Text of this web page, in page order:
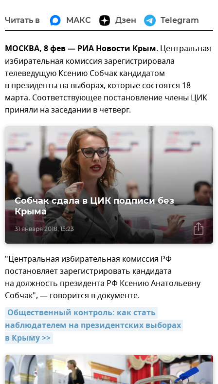
Читать в МАКС Дзен Telegram
МОСКВА, 8 фев — РИА Новости Крым. Центральная
избирательная комиссия зарегистрировала
телеведущую Ксению Собчак кандидатом
в президенты на выборах, которые состоятся 18
марта. Соответствующее постановление члены ЦИК
приняли на заседании в четверг.
31 января 2018, 15:23
Собчак сдала в ЦИК подписи без
Крыма
"Центральная избирательная комиссия РФ
постановляет зарегистрировать кандидата
на должность президента РФ Ксению Анатольевну
Собчак", — говорится в документе.
Общественный контроль: как стать
наблюдателем на президентских выборах
в Крыму >>